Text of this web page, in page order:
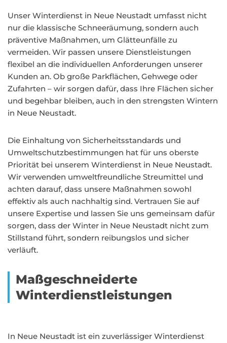
Unser Winterdienst in Neue Neustadt umfasst nicht
nur die klassische Schneeräumung, sondern auch
präventive Maßnahmen, um Glätteunfälle zu
vermeiden. Wir passen unsere Dienstleistungen
flexibel an die individuellen Anforderungen unserer
Kunden an. Ob große Parkflächen, Gehwege oder
Zufahrten – wir sorgen dafür, dass Ihre Flächen sicher
und begehbar bleiben, auch in den strengsten Wintern
in Neue Neustadt.
Die Einhaltung von Sicherheitsstandards und
Umweltschutzbestimmungen hat für uns oberste
Priorität bei unserem Winterdienst in Neue Neustadt.
Wir verwenden umweltfreundliche Streumittel und
achten darauf, dass unsere Maßnahmen sowohl
effektiv als auch nachhaltig sind. Vertrauen Sie auf
unsere Expertise und lassen Sie uns gemeinsam dafür
sorgen, dass der Winter in Neue Neustadt nicht zum
Stillstand führt, sondern reibungslos und sicher
verläuft.
Maßgeschneiderte
Winterdienstleistungen
In Neue Neustadt ist ein zuverlässiger Winterdienst